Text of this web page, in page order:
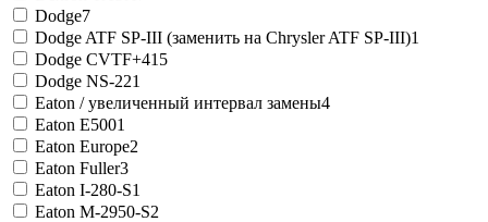
Dodge7
Dodge ATF SP-III (заменить на Chrysler ATF SP-III)1
Dodge CVTF+415
Dodge NS-221
Eaton / увеличенный интервал замены4
Eaton E5001
Eaton Europe2
Eaton Fuller3
Eaton I-280-S1
Eaton M-2950-S2